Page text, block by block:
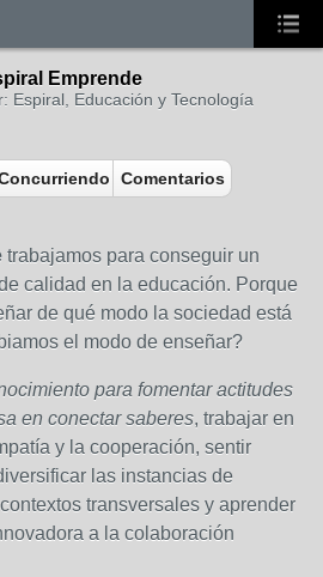
Emprende
Espiral, Educación y Tecnología
Comentarios
trabajamos para conseguir un
calidad en la educación. Porque
de qué modo la sociedad está
el modo de enseñar?
para fomentar actitudes
en conectar saberes, trabajar en
y la cooperación, sentir
las instancias de
transversales y aprender
a la colaboración